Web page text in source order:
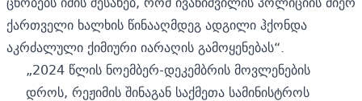
ქართველი ხალხის წინააღმდეგ ადგილი ჰქონდა
აკრძალული ქიმიური იარაღის გამოყენებას“.
„2024 წლის ნოემბერ-დეკემბრის მოვლენების
დროს, რეჟიმის შინაგან საქმეთა სამინისტროს